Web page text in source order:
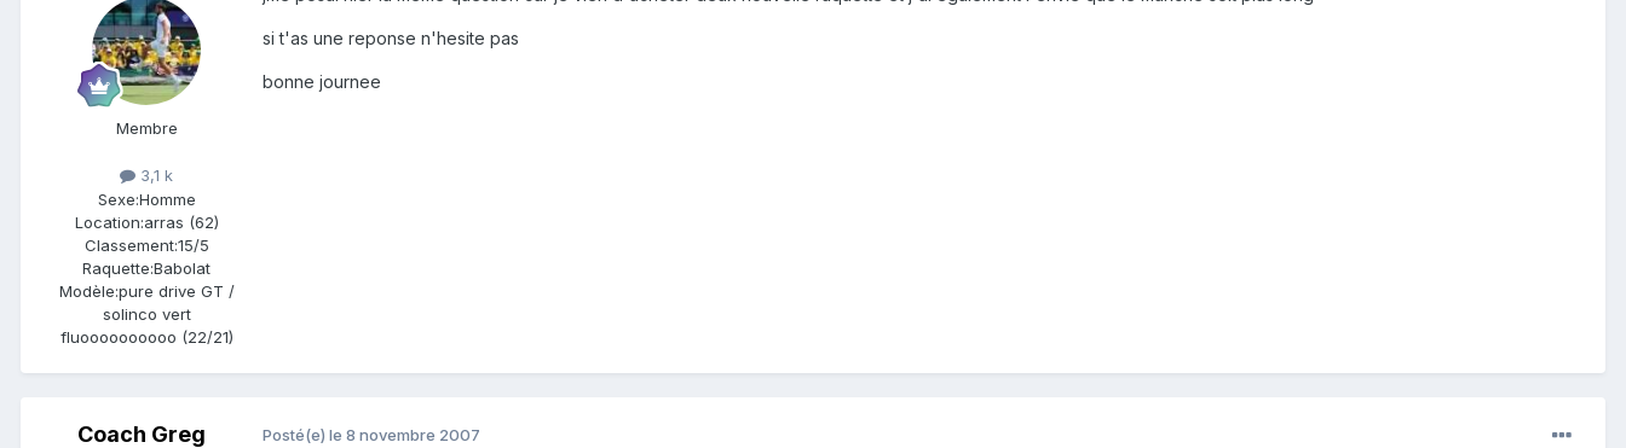
Membre
3,1 k
Sexe:Homme
Location:arras (62)
Classement:15/5
Raquette:Babolat
Modèle:pure drive GT /
solinco vert
fluoooooooooo (22/21)
si t'as une reponse n'hesite pas
bonne journee
Coach Greg Posté(e) le 8 novembre 2007